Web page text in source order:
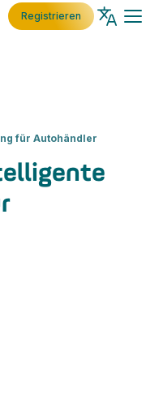
Registrieren
für Autohändler